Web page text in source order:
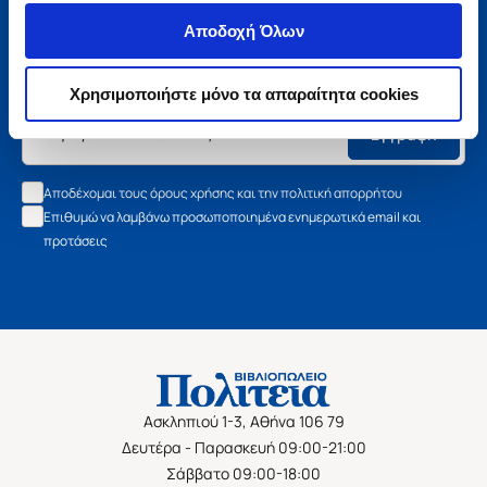
Αποδοχή Όλων
Χρησιμοποιήστε μόνο τα απαραίτητα cookies
Μάθετε τα νέα της Πολιτείας
Εγγραφείτε στο newsletter μας και μάθετε πρώτοι όλα τα
νέα βιβλία, τις εξαιρετικές τιμές και τις εκδηλώσεις μας.
Εγγραφή
Αποδέχομαι τους όρους χρήσης και την πολιτική απορρήτου
Επιθυμώ να λαμβάνω προσωποποιημένα ενημερωτικά email και
προτάσεις
Ασκληπιού 1-3, Αθήνα 106 79
Δευτέρα - Παρασκευή 09:00-21:00
Σάββατο 09:00-18:00